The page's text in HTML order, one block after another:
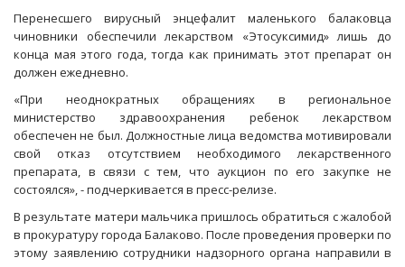
Перенесшего вирусный энцефалит маленького балаковца
чиновники обеспечили лекарством «Этосуксимид» лишь до
конца мая этого года, тогда как принимать этот препарат он
должен ежедневно.
«При неоднократных обращениях в региональное
министерство здравоохранения ребенок лекарством
обеспечен не был. Должностные лица ведомства мотивировали
свой отказ отсутствием необходимого лекарственного
препарата, в связи с тем, что аукцион по его закупке не
состоялся», - подчеркивается в пресс-релизе.
В результате матери мальчика пришлось обратиться с жалобой
в прокуратуру города Балаково. После проведения проверки по
этому заявлению сотрудники надзорного органа направили в